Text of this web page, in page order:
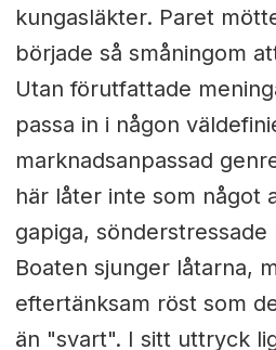
kungasläkter. Paret
började så småningom
Utan förutfattade
passa in i någon
marknadsanpassad
här låter inte som något
gapiga, sönderstressade
Boaten sjunger låtarna,
eftertänksam röst som
än "svart". I sitt uttryck